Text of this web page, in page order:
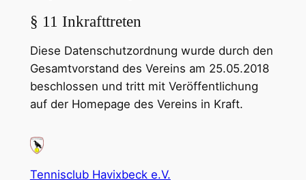
§ 11 Inkrafttreten
Diese Datenschutzordnung wurde durch den
Gesamtvorstand des Vereins am 25.05.2018
beschlossen und tritt mit Veröffentlichung
auf der Homepage des Vereins in Kraft.
Tennisclub Havixbeck e.V.